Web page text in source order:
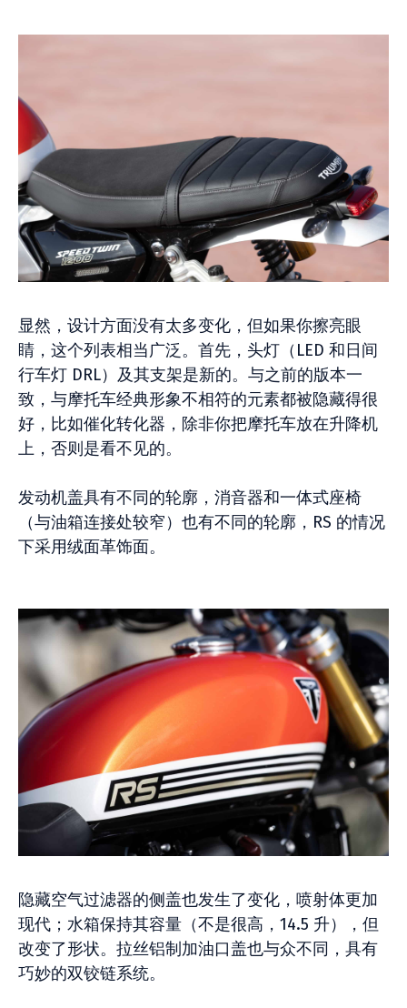
显然，设计方面没有太多变化，但如果你擦亮眼
睛，这个列表相当广泛。首先，头灯（LED 和日间
行车灯 DRL）及其支架是新的。与之前的版本一
致，与摩托车经典形象不相符的元素都被隐藏得很
好，比如催化转化器，除非你把摩托车放在升降机
上，否则是看不见的。
发动机盖具有不同的轮廓，消音器和一体式座椅
（与油箱连接处较窄）也有不同的轮廓，RS 的情况
下采用绒面革饰面。
隐藏空气过滤器的侧盖也发生了变化，喷射体更加
现代；水箱保持其容量（不是很高，14.5 升），但
改变了形状。拉丝铝制加油口盖也与众不同，具有
巧妙的双铰链系统。